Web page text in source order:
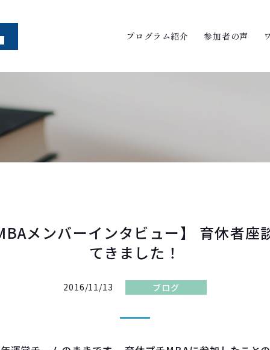
プログラム紹介 参加者の声
メンバーインタビュー】 育休者座
てきました！
2016/11/13 ブログ